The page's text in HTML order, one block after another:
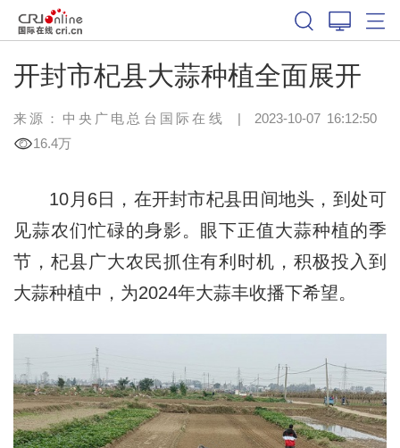
开封市杞县大蒜种植全面展开
来源：中央广电总台国际在线 | 2023-10-07 16:12:50
16.4万
10月6日，在开封市杞县田间地头，到处可
见蒜农们忙碌的身影。眼下正值大蒜种植的季
节，杞县广大农民抓住有利时机，积极投入到
大蒜种植中，为2024年大蒜丰收播下希望。